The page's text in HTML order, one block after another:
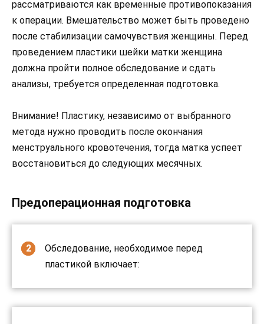
рассматриваются как временные противопоказания
к операции. Вмешательство может быть проведено
после стабилизации самочувствия женщины. Перед
проведением пластики шейки матки женщина
должна пройти полное обследование и сдать
анализы, требуется определенная подготовка.
Внимание! Пластику, независимо от выбранного
метода нужно проводить после окончания
менструального кровотечения, тогда матка успеет
восстановиться до следующих месячных.
Предоперационная подготовка
Обследование, необходимое перед
пластикой включает: